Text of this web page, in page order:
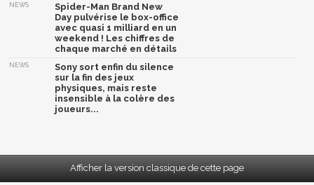
NEWS
Spider-Man Brand New
Day pulvérise le box-office
avec quasi 1 milliard en un
weekend ! Les chiffres de
chaque marché en détails
NEWS
Sony sort enfin du silence
sur la fin des jeux
physiques, mais reste
insensible à la colère des
joueurs...
Afficher la version classique de cette page